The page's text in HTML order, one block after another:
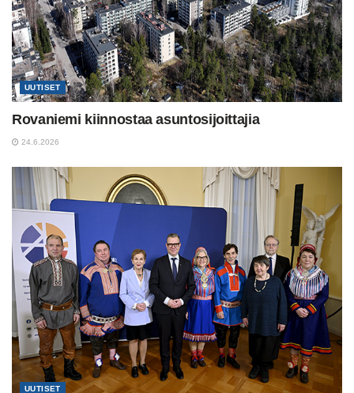
UUTISET
Rovaniemi kiinnostaa asuntosijoittajia
24.6.2026
UUTISET